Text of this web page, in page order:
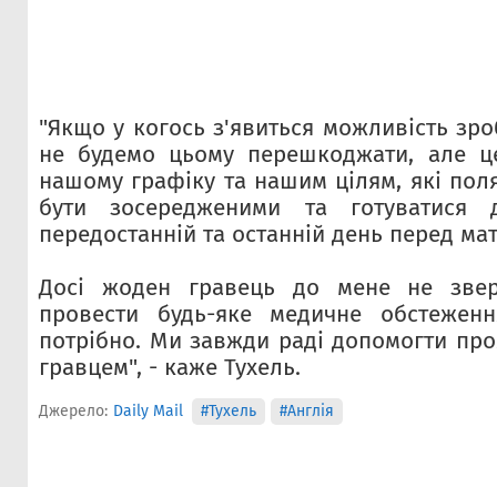
"Якщо у когось з'явиться можливість
не будемо цьому перешкоджати, але
нашому графіку та нашим цілям, які
бути зосередженими та готуватися
передостанній та останній день перед
Досі жоден гравець до мене не
провести будь-яке медичне
потрібно. Ми завжди раді допомогти
гравцем", - каже Тухель.
Джерело: Daily Mail #Тухель #Англія